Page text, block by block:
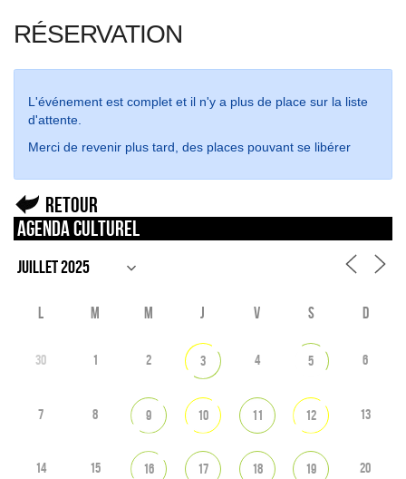
RÉSERVATION
L'événement est complet et il n'y a plus de place sur la liste
d'attente.
Merci de revenir plus tard, des places pouvant se libérer
Retour
Agenda culturel
L M M J V S D
30 1 2 3 4 5 6
7 8 9 10 11 12 13
14 15 16 17 18 19 20